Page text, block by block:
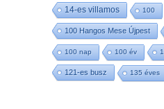
14-es villamos 100
100 Hangos Mese Újpest
100 nap 100 év
121-es busz 135 éves